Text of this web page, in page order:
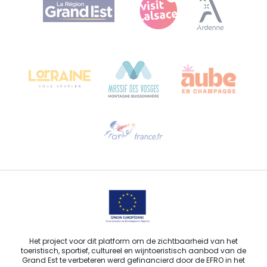
Bureau de Colmar (hoofdkantoor)
Stuur ons een e-mail
Het project voor dit platform om de zichtbaarheid van het
toeristisch, sportief, cultureel en wijntoeristisch aanbod van de
Grand Est te verbeteren werd gefinancierd door de EFRO in het